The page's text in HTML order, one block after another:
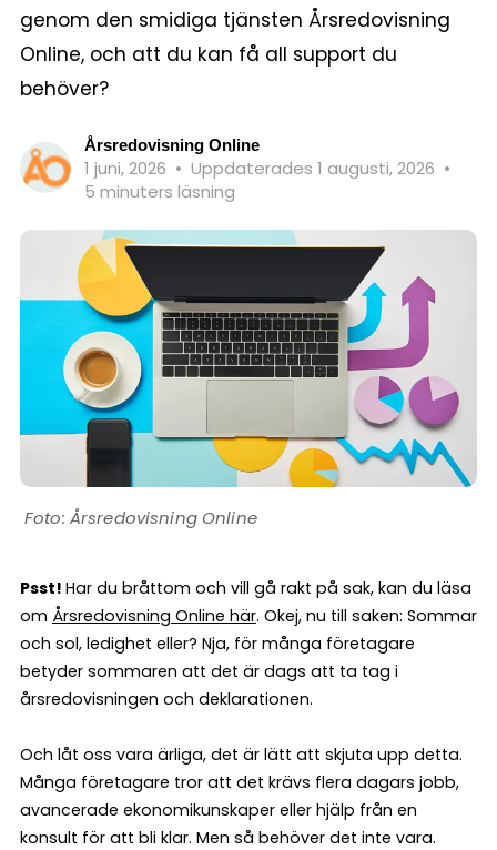
genom den smidiga tjänsten Årsredovisning
Online, och att du kan få all support du
behöver?
Årsredovisning Online
1 juni, 2026 • Uppdaterades 1 augusti, 2026 •
5 minuters läsning
Årsredovisning Online
Psst! Har du bråttom och vill gå rakt på sak, kan du läsa
om Årsredovisning Online här. Okej, nu till saken: Sommar
och sol, ledighet eller? Nja, för många företagare
betyder sommaren att det är dags att ta tag i
årsredovisningen och deklarationen.
Och låt oss vara ärliga, det är lätt att skjuta upp detta.
Många företagare tror att det krävs flera dagars jobb,
avancerade ekonomikunskaper eller hjälp från en
konsult för att bli klar. Men så behöver det inte vara.